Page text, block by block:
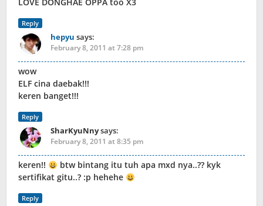
LOVE DONGHAE OPPA too X3
Reply
hepyu says:
February 8, 2011 at 7:28 pm
wow
ELF cina daebak!!!
keren banget!!!
Reply
SharKyuNnysays:
February 8, 2011 at 8:35 pm
keren!!
btw bintang itu tuh apa mxd nya..?? kyk
sertifikat gitu..? :p hehehe
Reply